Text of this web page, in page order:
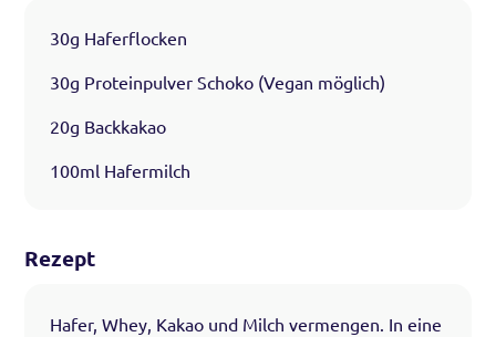
30g Haferflocken
30g Proteinpulver Schoko (Vegan möglich)
20g Backkakao
100ml Hafermilch
Rezept
Hafer, Whey, Kakao und Milch vermengen. In eine